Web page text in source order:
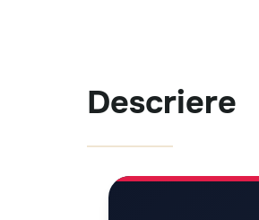
Descriere